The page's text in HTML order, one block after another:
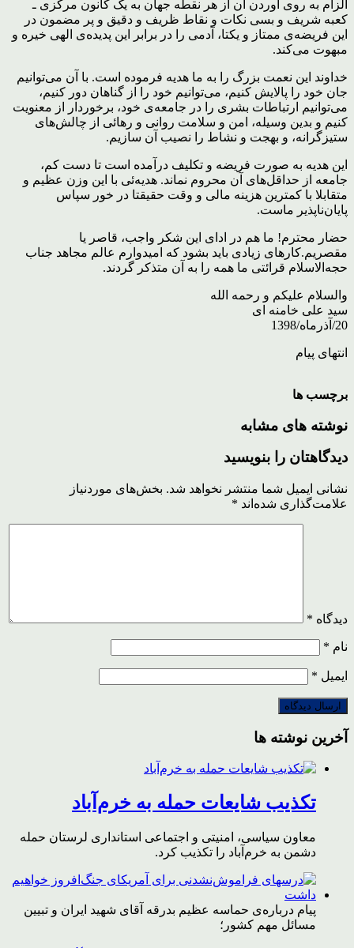
الزام به روی آوردن آن از هر نقطه ‌جهان به یک کانون مرکزی ـ
کعبه شریف ‌و بسی نکات و نقاط ظریف و دقیق و پر مضمون در
این فریضه‌ی ممتاز و یکتا‌، آدمی را در برابر این پدید‌ه‌ی الهی خیره و
مبهوت می‌کند.
خداوند این نعمت بزرگ را به ما هدیه فرموده است‌. با آن می‌توانیم
جان خود را پالایش کنیم‌، می‌توانیم خود را از گناهان دور کنیم‌،
می‌توانیم ارتباطات بشری را در جامعه‌ی خود‌، برخوردار از معنویت
کنیم و بدین وسیله‌، امن و سلامت روانی و رهائی از چالش‌های
ستیز‌گرانه‌، و بهجت و نشاط را نصیب آن سازیم‌.
این هدیه به صورت فریضه و تکلیف در‌آمده است تا دست کم‌،
جامعه از حداقل‌های آن محروم نماند‌. هدیه‌‌ئی با این وزن عظیم و
متقابلا با کمترین هزینه مالی و وقت حقیقتا در خور سپاس
پایان‌ناپذیر ما‌ست.
حضار محترم‌! ما هم در ادای این شکر واجب‌، قاصر یا
مقصریم‌.کارهای زیادی باید بشود که امیدوارم عالم مجاهد جناب
حجه‌الاسلام قرائتی ما همه را به آن متذکر گردند.
والسلام علیکم و رحمه الله
سید علی خامنه ای
20/آذرماه/1398
انتهای پیام
برچسب ها
نوشته های مشابه
دیدگاهتان را بنویسید
نشانی ایمیل شما منتشر نخواهد شد. بخش‌های موردنیاز
علامت‌گذاری شده‌اند *
دیدگاه *
نام *
ایمیل *
آخرین نوشته ها
تکذیب شایعات حمله به خرم‌آباد
معاون سیاسی، امنیتی و اجتماعی استانداری لرستان حمله
دشمن به خرم‌آباد را تکذیب کرد.
پیام درباره‌ی حماسه عظیم بدرقه آقای شهید ایران و تبیین
مسائل مهم کشور؛